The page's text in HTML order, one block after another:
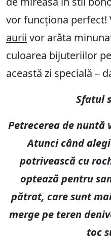
vor funcționa perfect!
aurii vor arăta
culoarea bijuteriilor
această zi specială –
Sfatul
Petrecerea de nuntă
Atunci când
potrivească cu
optează pentru
pătrat, care sunt
merge pe teren
toc